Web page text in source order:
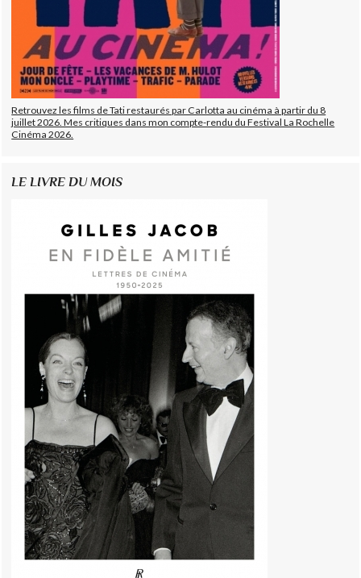
Retrouvez les films de Tati restaurés par Carlotta au cinéma à partir du 8
juillet 2026. Mes critiques dans mon compte-rendu du Festival La Rochelle
Cinéma 2026.
LE LIVRE DU MOIS